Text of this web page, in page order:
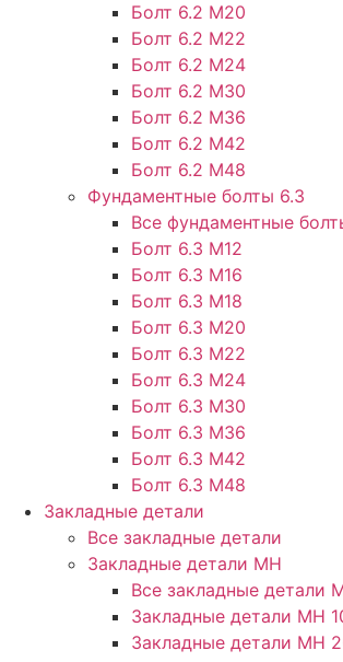
Болт 6.2 М20
Болт 6.2 М22
Болт 6.2 М24
Болт 6.2 М30
Болт 6.2 М36
Болт 6.2 М42
Болт 6.2 М48
Фундаментные болты 6.3
Все фундаментные
Болт 6.3 М12
Болт 6.3 М16
Болт 6.3 М18
Болт 6.3 М20
Болт 6.3 М22
Болт 6.3 М24
Болт 6.3 М30
Болт 6.3 М36
Болт 6.3 М42
Болт 6.3 М48
Закладные детали
Все закладные детали
Закладные детали МН
Все закладные детали
Закладные детали МН
Закладные детали МН